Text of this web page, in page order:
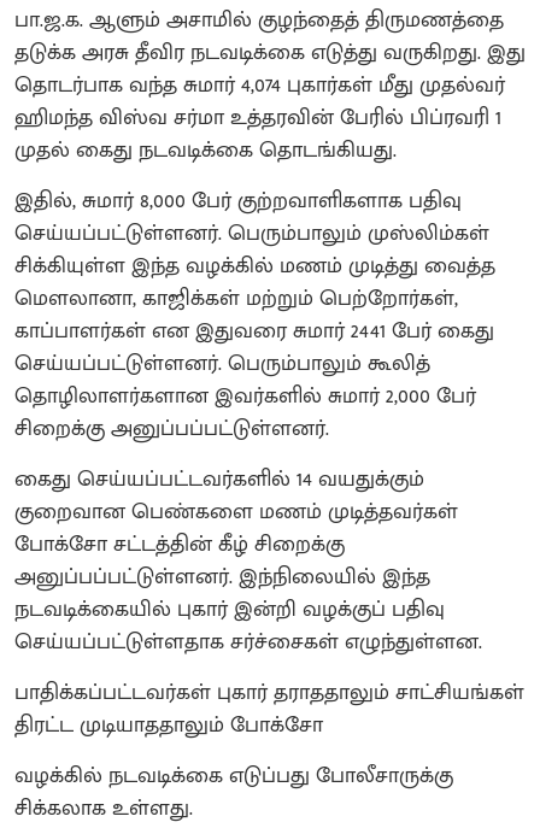
பா.ஜ.க. ஆளும் அசாமில் குழந்தைத் திருமணத்தை
தடுக்க அரசு தீவிர நடவடிக்கை எடுத்து வருகிறது. இது
தொடர்பாக வந்த சுமார் 4,074 புகார்கள் மீது முதல்வர்
ஹிமந்த விஸ்வ சர்மா உத்தரவின் பேரில் பிப்ரவரி 1
முதல் கைது நடவடிக்கை தொடங்கியது.
இதில், சுமார் 8,000 பேர் குற்றவாளிகளாக பதிவு
செய்யப்பட்டுள்ளனர். பெரும்பாலும் முஸ்லிம்கள்
சிக்கியுள்ள இந்த வழக்கில் மணம் முடித்து வைத்த
மெளலானா, காஜிக்கள் மற்றும் பெற்றோர்கள்,
காப்பாளர்கள் என இதுவரை சுமார் 2441 பேர் கைது
செய்யப்பட்டுள்ளனர். பெரும்பாலும் கூலித்
தொழிலாளர்களான இவர்களில் சுமார் 2,000 பேர்
சிறைக்கு அனுப்பப்பட்டுள்ளனர்.
கைது செய்யப்பட்டவர்களில் 14 வயதுக்கும்
குறைவான பெண்களை மணம் முடித்தவர்கள்
போக்சோ சட்டத்தின் கீழ் சிறைக்கு
அனுப்பப்பட்டுள்ளனர். இந்நிலையில் இந்த
நடவடிக்கையில் புகார் இன்றி வழக்குப் பதிவு
செய்யப்பட்டுள்ளதாக சர்ச்சைகள் எழுந்துள்ளன.
பாதிக்கப்பட்டவர்கள் புகார் தராததாலும் சாட்சியங்கள்
திரட்ட முடியாததாலும் போக்சோ
வழக்கில் நடவடிக்கை எடுப்பது போலீசாருக்கு
சிக்கலாக உள்ளது.